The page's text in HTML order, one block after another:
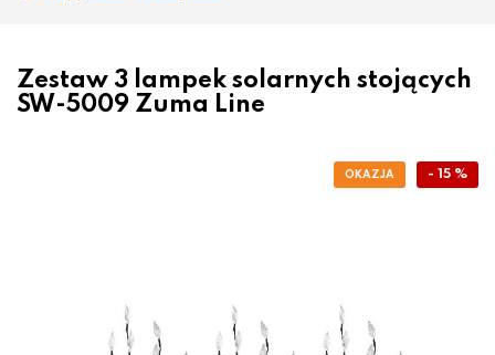
Zestaw 3 lampek solarnych stojących
SW-5009 Zuma Line
- 15 %